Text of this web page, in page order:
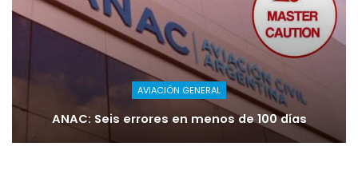
AVIACIÓN GENERAL
ANAC: Seis errores en menos de 100 días